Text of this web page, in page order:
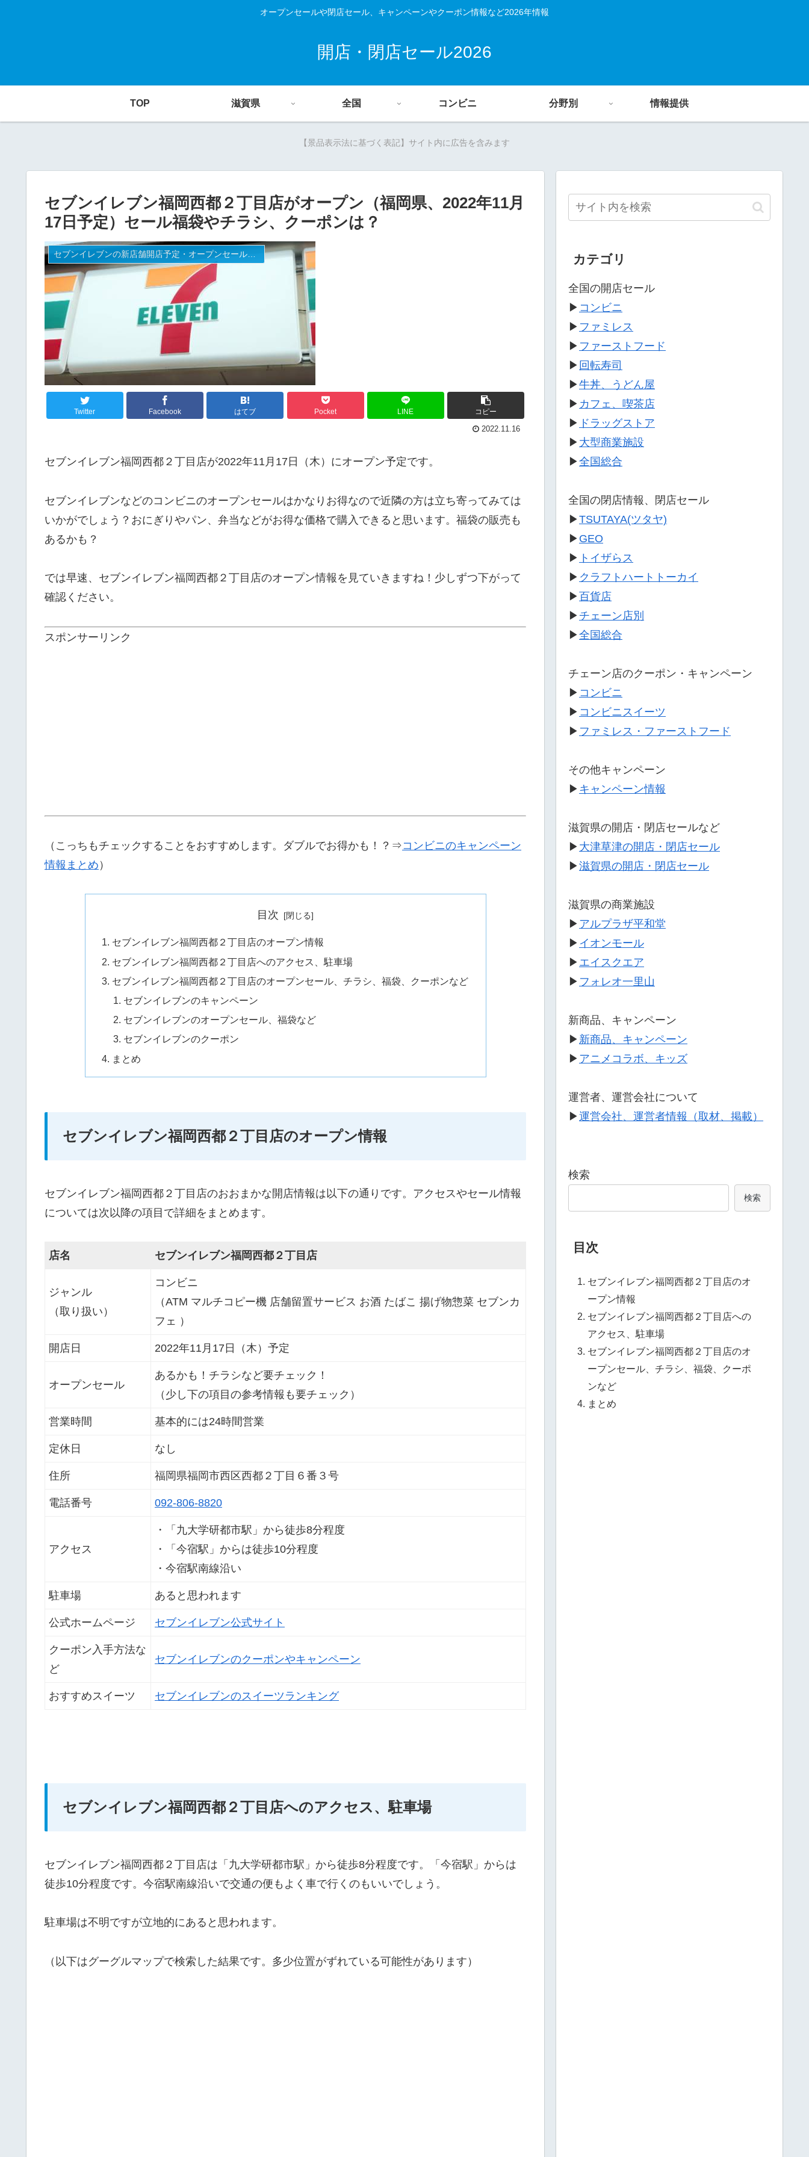
オープンセールや閉店セール、キャンペーンやクーポン情報など2026年情報
開店・閉店セール2026
TOP 滋賀県 全国 コンビニ 分野別 情報提供
【景品表示法に基づく表記】サイト内に広告を含みます
セブンイレブン福岡西都２丁目店がオープン（福岡県、2022年11月
17日予定）セール福袋やチラシ、クーポンは？
セブンイレブンの新店舗開店予定・オープンセール（福袋）、クーポンなど
Twitter Facebook はてブ Pocket LINE コピー
2022.11.16
セブンイレブン福岡西都２丁目店が2022年11月17日（木）にオープン予定です。
セブンイレブンなどのコンビニのオープンセールはかなりお得なので近隣の方は立ち寄ってみては
いかがでしょう？おにぎりやパン、弁当などがお得な価格で購入できると思います。福袋の販売も
あるかも？
では早速、セブンイレブン福岡西都２丁目店のオープン情報を見ていきますね！少しずつ下がって
確認ください。
スポンサーリンク
（こっちもチェックすることをおすすめします。ダブルでお得かも！？⇒コンビニのキャンペーン
情報まとめ ）
目次
セブンイレブン福岡西都２丁目店のオープン情報
セブンイレブン福岡西都２丁目店へのアクセス、駐車場
セブンイレブン福岡西都２丁目店のオープンセール、チラシ、福袋、クーポンなど
セブンイレブンのキャンペーン
セブンイレブンのオープンセール、福袋など
セブンイレブンのクーポン
まとめ
セブンイレブン福岡西都２丁目店のオープン情報
セブンイレブン福岡西都２丁目店のおおまかな開店情報は以下の通りです。アクセスやセール情報
については次以降の項目で詳細をまとめます。
店名 セブンイレブン福岡西都２丁目店
ジャンル
（取り扱い）
コンビニ
（ATM マルチコピー機 店舗留置サービス お酒 たばこ 揚げ物惣菜 セブンカ
フェ ）
開店日 2022年11月17日（木）予定
オープンセール
あるかも！チラシなど要チェック！
（少し下の項目の参考情報も要チェック）
営業時間 基本的には24時間営業
定休日 なし
住所 福岡県福岡市西区西都２丁目６番３号
電話番号 092-806-8820
アクセス
・「九大学研都市駅」から徒歩8分程度
・「今宿駅」からは徒歩10分程度
・今宿駅南線沿い
駐車場 あると思われます
公式ホームページ セブンイレブン公式サイト
クーポン入手方法な
ど
セブンイレブンのクーポンやキャンペーン
おすすめスイーツ セブンイレブンのスイーツランキング
セブンイレブン福岡西都２丁目店へのアクセス、駐車場
セブンイレブン福岡西都２丁目店は「九大学研都市駅」から徒歩8分程度です。「今宿駅」からは
徒歩10分程度です。今宿駅南線沿いで交通の便もよく車で行くのもいいでしょう。
駐車場は不明ですが立地的にあると思われます。
（以下はグーグルマップで検索した結果です。多少位置がずれている可能性があります）
カテゴリ
全国の開店セール
▶ コンビニ
▶ ファミレス
▶ ファーストフード
▶ 回転寿司
▶牛丼、うどん屋
▶ カフェ、喫茶店
▶ ドラッグストア
▶ 大型商業施設
▶全国総合
全国の閉店情報、閉店セール
▶TSUTAYA(ツタヤ)
▶ GEO
▶ トイザらス
▶ クラフトハートトーカイ
▶百貨店
▶ チェーン店別
▶全国総合
チェーン店のクーポン・キャンペーン
▶ コンビニ
▶ コンビニスイーツ
▶ ファミレス・ファーストフード
その他キャンペーン
▶ キャンペーン情報
滋賀県の開店・閉店セールなど
▶ 大津草津の開店・閉店セール
▶滋賀県の開店・閉店セール
滋賀県の商業施設
▶ アルプラザ平和堂
▶ イオンモール
▶ エイスクエア
▶ フォレオ一里山
新商品、キャンペーン
▶ 新商品、キャンペーン
▶ アニメコラボ、キッズ
運営者、運営会社について
▶運営会社、運営者情報（取材、掲載）
検索
検索
目次
セブンイレブン福岡西都２丁目店のオ
ープン情報
セブンイレブン福岡西都２丁目店への
アクセス、駐車場
セブンイレブン福岡西都２丁目店のオ
ープンセール、チラシ、福袋、クーポ
ンなど
まとめ